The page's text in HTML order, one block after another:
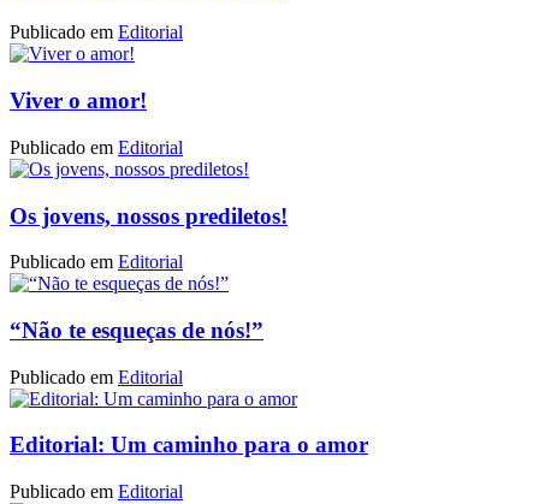
Publicado em Editorial
Viver o amor!
Publicado em Editorial
Os jovens, nossos prediletos!
Publicado em Editorial
“Não te esqueças de nós!”
Publicado em Editorial
Editorial: Um caminho para o amor
Publicado em Editorial